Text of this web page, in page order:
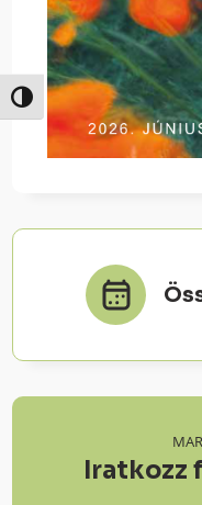
Nagy kontraszt váltása
Iratkozz